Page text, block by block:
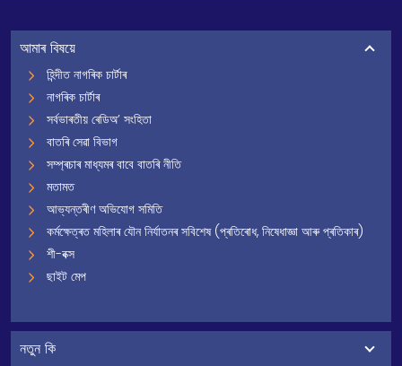
আমাৰ বিষয়ে
হিন্দীত নাগৰিক চাৰ্টাৰ
নাগৰিক চাৰ্টাৰ
সৰ্বভাৰতীয় ৰেডিঅ’ সংহিতা
বাতৰি সেৱা বিভাগ
সম্প্ৰচাৰ মাধ্যমৰ বাবে বাতৰি নীতি
মতামত
আভ্যন্তৰীণ অভিযোগ সমিতি
কৰ্মক্ষেত্ৰত মহিলাৰ যৌন নিৰ্যাতনৰ সবিশেষ (প্ৰতিৰোধ, নিষেধাজ্ঞা আৰু প্ৰতিকাৰ)
শী-বক্স
ছাইট মেপ
নতুন কি